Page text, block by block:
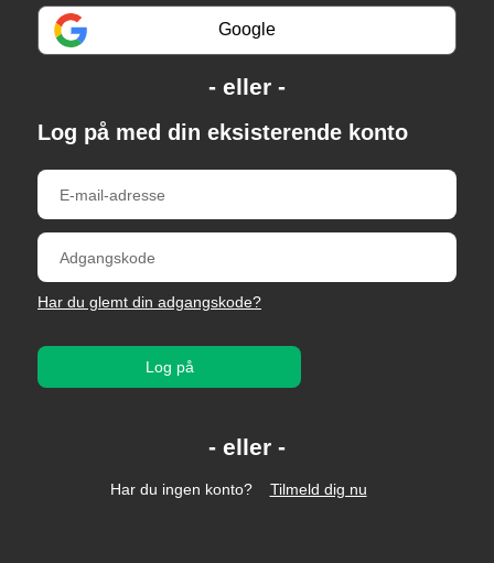
Google
Log på med din eksisterende konto
Har du glemt din adgangskode?
Log på
Har du ingen konto? Tilmeld dig nu